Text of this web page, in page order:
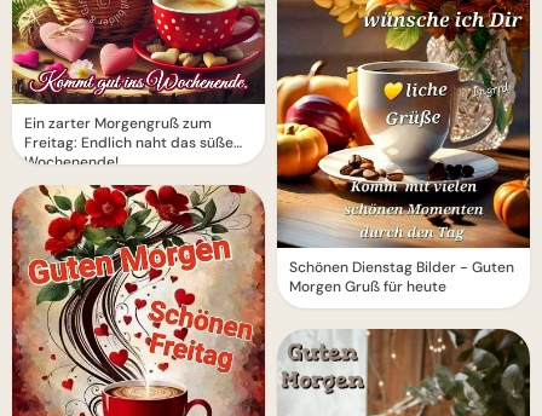
Ein zarter Morgengruß zum
Freitag: Endlich naht das süße
Wochenende!
Schönen Dienstag Bilder - Guten
Morgen Gruß für heute